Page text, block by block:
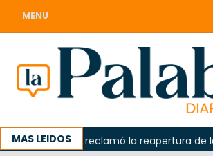
MENU
MAS LEIDOS
Odarda reclamó la reapertura de la